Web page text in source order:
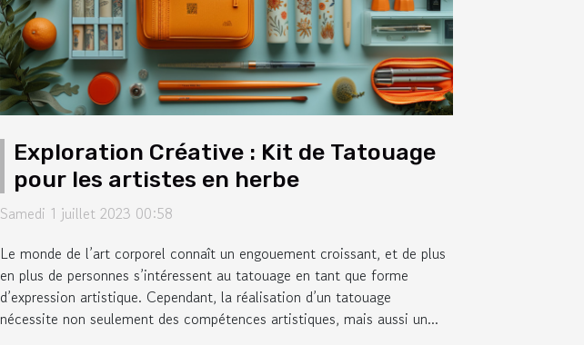
Exploration Créative : Kit de Tatouage
pour les artistes en herbe
Samedi 1 juillet 2023 00:58
Le monde de l’art corporel connaît un engouement croissant, et de plus
en plus de personnes s’intéressent au tatouage en tant que forme
d’expression artistique. Cependant, la réalisation d’un tatouage
nécessite non seulement des compétences artistiques, mais aussi un...